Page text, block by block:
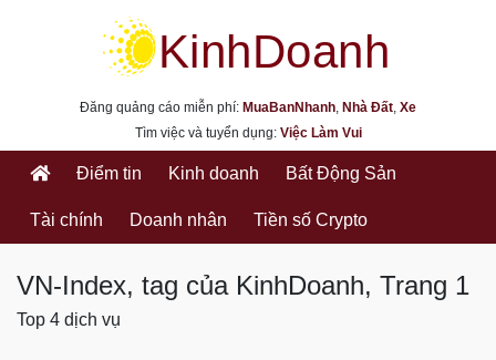
kinhdoanh.muabannhanh.com
Đăng quảng cáo miễn phí: MuaBanNhanh, Nhà Đất, Xe
Tìm việc và tuyển dụng: Việc Làm Vui
Điểm tin Kinh doanh Bất Động Sản
Tài chính Doanh nhân Tiền số Crypto
VN-Index, tag của KinhDoanh, Trang 1
Top 4 dịch vụ